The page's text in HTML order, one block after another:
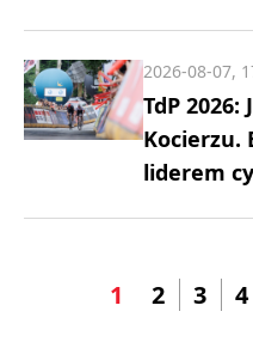
TdP
Kocierzu.
liderem
2026-08-07,
1 2 3 4